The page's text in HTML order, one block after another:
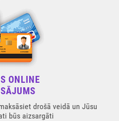
ONLINE
drošā veidā un Jūsu
būs aizsargāti